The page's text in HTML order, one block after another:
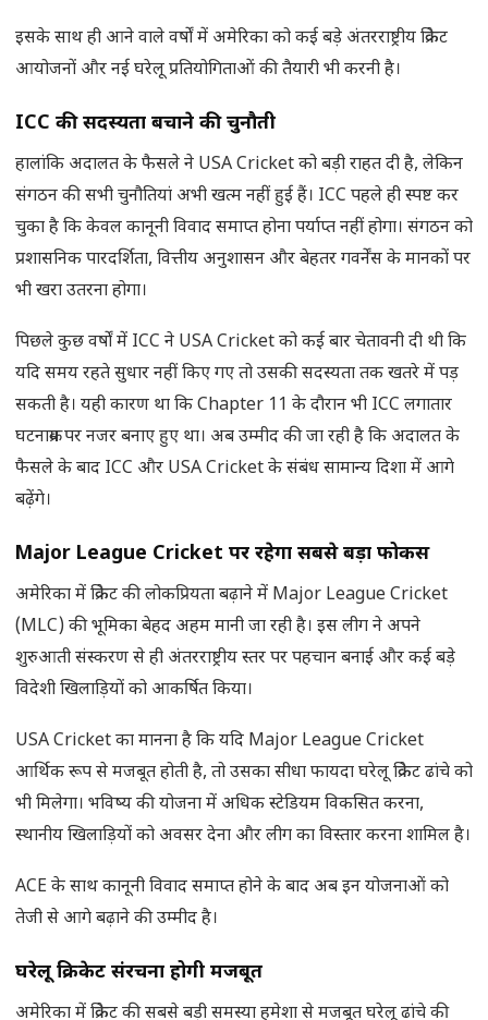
इसके साथ ही आने वाले वर्षों में अमेरिका को कई बड़े अंतरराष्ट्रीय क्रिकेट
आयोजनों और नई घरेलू प्रतियोगिताओं की तैयारी भी करनी है।
ICC की सदस्यता बचाने की चुनौती
हालांकि अदालत के फैसले ने USA Cricket को बड़ी राहत दी है, लेकिन
संगठन की सभी चुनौतियां अभी खत्म नहीं हुई हैं। ICC पहले ही स्पष्ट कर
चुका है कि केवल कानूनी विवाद समाप्त होना पर्याप्त नहीं होगा। संगठन को
प्रशासनिक पारदर्शिता, वित्तीय अनुशासन और बेहतर गवर्नेंस के मानकों पर
भी खरा उतरना होगा।
पिछले कुछ वर्षों में ICC ने USA Cricket को कई बार चेतावनी दी थी कि
यदि समय रहते सुधार नहीं किए गए तो उसकी सदस्यता तक खतरे में पड़
सकती है। यही कारण था कि Chapter 11 के दौरान भी ICC लगातार
घटनाक्रम पर नजर बनाए हुए था। अब उम्मीद की जा रही है कि अदालत के
फैसले के बाद ICC और USA Cricket के संबंध सामान्य दिशा में आगे
बढ़ेंगे।
Major League Cricket पर रहेगा सबसे बड़ा फोकस
अमेरिका में क्रिकेट की लोकप्रियता बढ़ाने में Major League Cricket
(MLC) की भूमिका बेहद अहम मानी जा रही है। इस लीग ने अपने
शुरुआती संस्करण से ही अंतरराष्ट्रीय स्तर पर पहचान बनाई और कई बड़े
विदेशी खिलाड़ियों को आकर्षित किया।
USA Cricket का मानना है कि यदि Major League Cricket
आर्थिक रूप से मजबूत होती है, तो उसका सीधा फायदा घरेलू क्रिकेट ढांचे को
भी मिलेगा। भविष्य की योजना में अधिक स्टेडियम विकसित करना,
स्थानीय खिलाड़ियों को अवसर देना और लीग का विस्तार करना शामिल है।
ACE के साथ कानूनी विवाद समाप्त होने के बाद अब इन योजनाओं को
तेजी से आगे बढ़ाने की उम्मीद है।
घरेलू क्रिकेट संरचना होगी मजबूत
अमेरिका में क्रिकेट की सबसे बड़ी समस्या हमेशा से मजबूत घरेलू ढांचे की